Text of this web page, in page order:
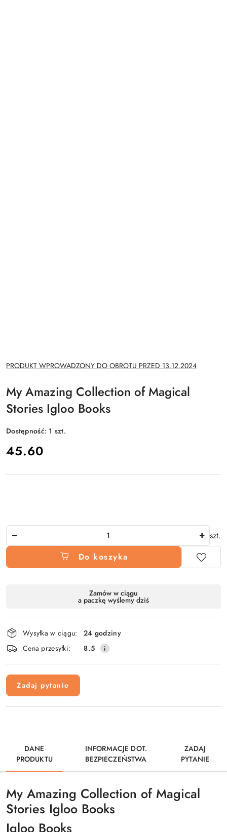
NAZWA
PRODUCENTA:
PRODUKT WPROWADZONY DO OBROTU PRZED 13.12.2024
My Amazing Collection of Magical
Stories Igloo Books
Dostępność: 1 szt.
cena:
45.60
szt.
Do koszyka
dostawa
Zamów w ciągu
a paczkę wyślemy dziś
Wysyłka w ciągu:
24 godziny
Cena przesyłki:
8.5
Zadaj pytanie
DANE
PRODUKTU
INFORMACJE DOT.
BEZPIECZEŃSTWA
ZADAJ
PYTANIE
My Amazing Collection of Magical
Stories Igloo Books
Igloo Books